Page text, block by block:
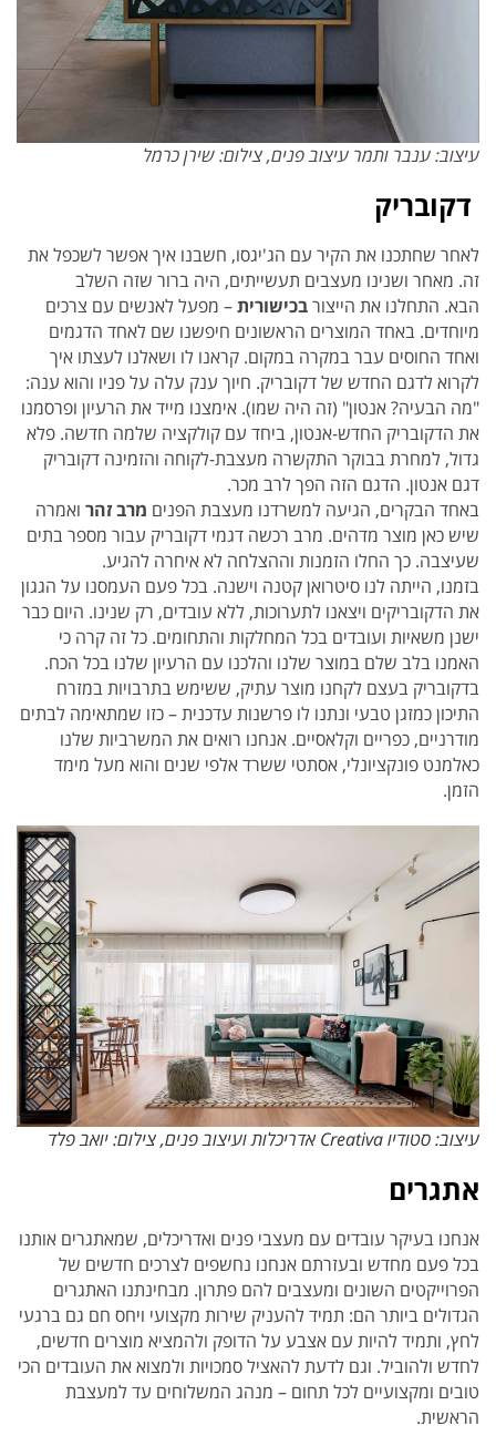
עיצוב: ענבר ותמר עיצוב פנים, צילום: שירן כרמל
דקובריק
לאחר שחתכנו את הקיר עם הג'יגסו, חשבנו איך אפשר לשכפל את
זה. מאחר ושנינו מעצבים תעשייתים, היה ברור שזה השלב
הבא. התחלנו את הייצורבכישורית– מפעל לאנשים עם צרכים
מיוחדים. באחד המוצרים הראשונים חיפשנו שם לאחד הדגמים
ואחד החוסים עבר במקרה במקום. קראנו לו ושאלנו לעצתו איך
לקרוא לדגם החדש של דקובריק. חיוך ענק עלה על פניו והוא ענה:
"מה הבעיה? אנטון" (זה היה שמו). אימצנו מייד את הרעיון ופרסמנו
את הדקובריק החדש-אנטון, ביחד עם קולקציה שלמה חדשה. פלא
גדול, למחרת בבוקר התקשרה מעצבת-לקוחה והזמינה דקובריק
דגם אנטון. הדגם הזה הפך לרב מכר.
באחד הבקרים, הגיעה למשרדנו מעצבת הפנים מרב זהר ואמרה
שיש כאן מוצר מדהים. מרב רכשה דגמי דקובריק עבור מספר בתים
שעיצבה. כך החלו הזמנות וההצלחה לא איחרה להגיע.
בזמנו, הייתה לנו סיטרואן קטנה וישנה. בכל פעם העמסנו על הגגון
את הדקובריקים ויצאנו לתערוכות, ללא עובדים, רק שנינו. היום כבר
ישנן משאיות ועובדים בכל המחלקות והתחומים. כל זה קרה כי
האמנו בלב שלם במוצר שלנו והלכנו עם הרעיון שלנו בכל הכח.
בדקובריק בעצם לקחנו מוצר עתיק, ששימש בתרבויות במזרח
התיכון כמזגן טבעי ונתנו לו פרשנות עדכנית – כזו שמתאימה לבתים
מודרניים, כפריים וקלאסיים. אנחנו רואים את המשרביות שלנו
כאלמנט פונקציונלי, אסתטי ששרד אלפי שנים והוא מעל מימד
הזמן.
עיצוב: סטודיו Creativa אדריכלות ועיצוב פנים, צילום: יואב פלד
אתגרים
אנחנו בעיקר עובדים עם מעצבי פנים ואדריכלים, שמאתגרים אותנו
בכל פעם מחדש ובעזרתם אנחנו נחשפים לצרכים חדשים של
הפרוייקטים השונים ומעצבים להם פתרון. מבחינתנו האתגרים
הגדולים ביותר הם: תמיד להעניק שירות מקצועי ויחס חם גם ברגעי
לחץ, ותמיד להיות עם אצבע על הדופק ולהמציא מוצרים חדשים,
לחדש ולהוביל. וגם לדעת להאציל סמכויות ולמצוא את העובדים הכי
טובים ומקצועיים לכל תחום – מנהג המשלוחים עד למעצבת
הראשית.